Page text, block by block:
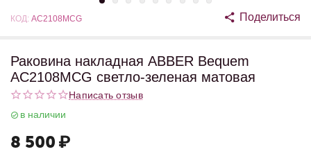
КОД: AC2108MCG Поделиться
Раковина накладная ABBER Bequem
AC2108MCG светло-зеленая матовая
Написать отзыв
в наличии
8 500 ₽